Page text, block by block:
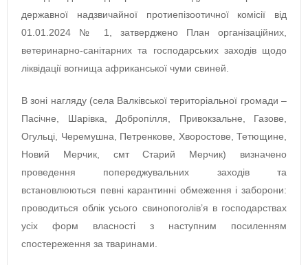
державної надзвичайної протиепізоотичної комісії від
01.01.2024 № 1, затверджено План організаційних,
ветеринарно-санітарних та господарських заходів щодо
ліквідації вогнища африканської чуми свиней.
В зоні нагляду (села Валківської територіальної громади –
Пасічне, Шарівка, Добропілля, Привокзальне, Газове,
Огульці, Черемушна, Петренкове, Хворостове, Тетющине,
Новий Мерчик, смт Старий Мерчик) визначено
проведення попереджувальних заходів та
встановлюються певні карантинні обмеження і заборони:
проводиться облік усього свинопоголів’я в господарствах
усіх форм власності з наступним посиленням
спостереження за тваринами.